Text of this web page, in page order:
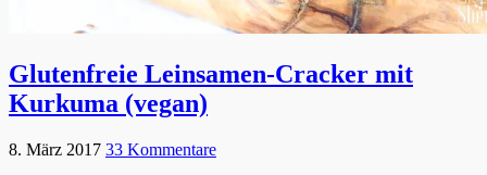
Glutenfreie Leinsamen-Cracker mit
Kurkuma (vegan)
8. März 2017 33 Kommentare